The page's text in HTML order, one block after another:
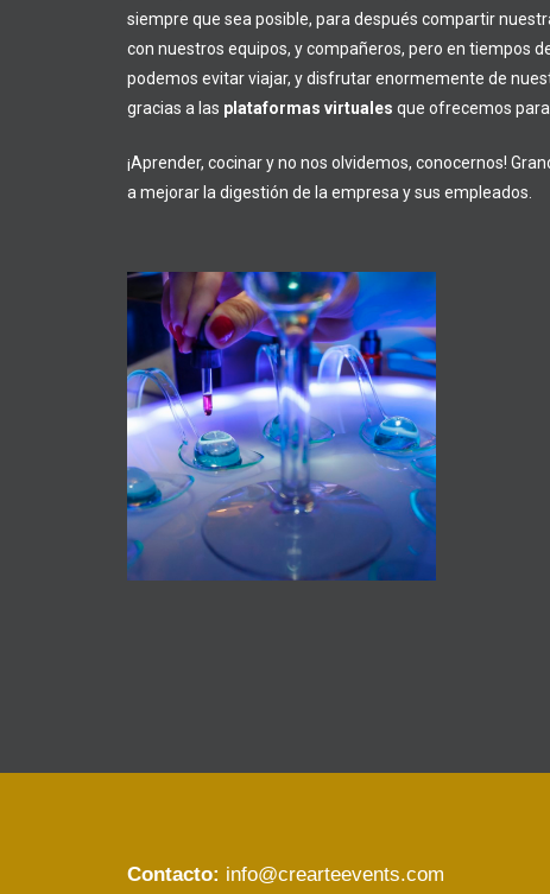
siempre que sea posible, para después compartir
con nuestros equipos, y compañeros, pero en tiempos
podemos evitar viajar, y disfrutar enormemente de
gracias a las plataformas virtuales que ofrecemos
¡Aprender, cocinar y no nos olvidemos, conocernos!
a mejorar la digestión de la empresa y sus empleados.
TALLER COCTELERÍA
MOLECULAR
Contacto: info@crearteevents.com